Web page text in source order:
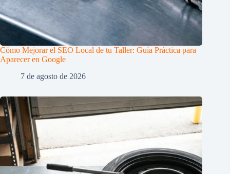
Cómo Mejorar el SEO Local de tu Taller: Guía Práctica para
Aparecer en Google
7 de agosto de 2026